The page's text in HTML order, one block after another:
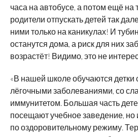
часа на автобусе, а потом ещё на
родители отпускать детей так
ними только на каникулах! И
останутся дома, а риск для них
возрастёт! Видимо, это не
«В нашей школе обучаются детки
лёгочными заболеваниями, со
иммунитетом. Большая часть
посещают учебное заведение,
по оздоровительному режиму.